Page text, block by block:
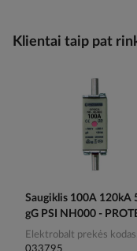
Klientai taip pat
Saugiklis 100A 120kA
gG PSI NH000 -
Elektrobalt prekės kodas